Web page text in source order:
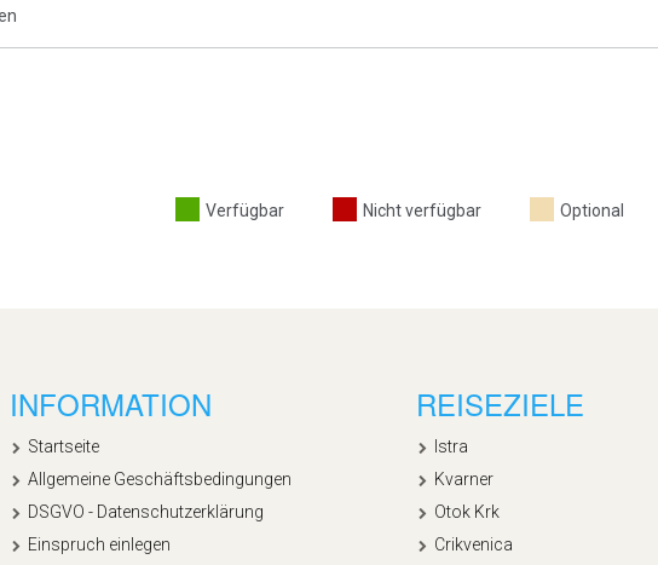
Verfügbar Nicht verfügbar Optional
INFORMATION
Startseite
Allgemeine Geschäftsbedingungen
DSGVO - Datenschutzerklärung
Einspruch einlegen
REISEZIELE
Istra
Kvarner
Otok Krk
Crikvenica